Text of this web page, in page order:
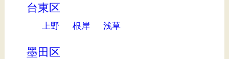
台東区
上野 根岸 浅草
墨田区